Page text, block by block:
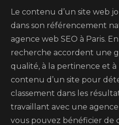
Le contenu d’un site web
dans son référencement
agence web SEO à Paris.
recherche accordent une
qualité, à la pertinence et à
contenu d’un site pour
classement dans les
travaillant avec une agence
vous pouvez bénéficier de